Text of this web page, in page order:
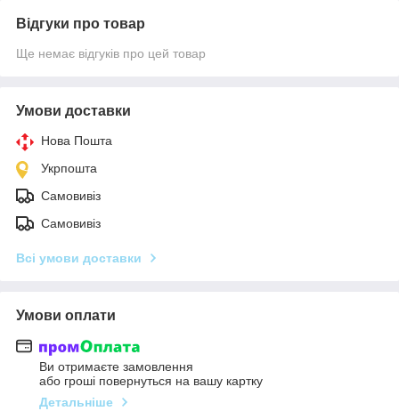
Відгуки про товар
Ще немає відгуків про цей товар
Умови доставки
Нова Пошта
Укрпошта
Самовивіз
Самовивіз
Всі умови доставки
Умови оплати
Ви отримаєте замовлення
або гроші повернуться на вашу картку
Детальніше